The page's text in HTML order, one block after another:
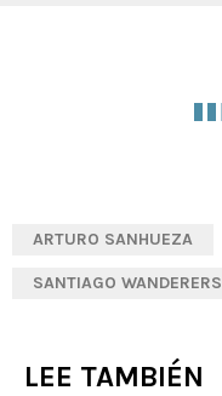
ARTURO SANHUEZA
SANTIAGO WANDERERS
LEE TAMBIÉN